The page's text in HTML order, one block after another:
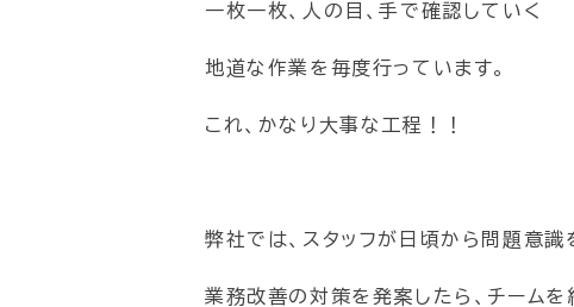
一枚一枚、人の目、手で確認していく
地道な作業を毎度行っています。
これ、かなり大事な工程！！
弊社では、スタッフが日頃から問題意識
業務改善の対策を発案したら、チームを